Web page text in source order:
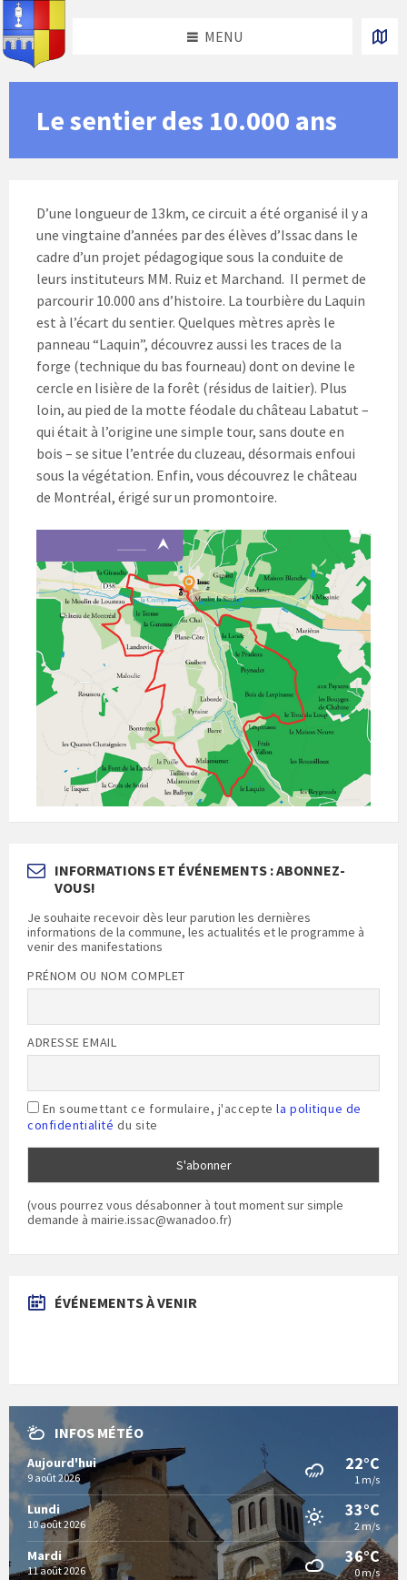
Skip
content
Skip
left
sidebar
Skip
right
sidebar
Skip
footer
MENU
Le sentier des 10.000 ans
D’une longueur de 13km, ce circuit a été organisé il y a
une vingtaine d’années par des élèves d’Issac dans le
cadre d’un projet pédagogique sous la conduite de
leurs instituteurs MM. Ruiz et Marchand. Il permet de
parcourir 10.000 ans d’histoire. La tourbière du Laquin
est à l’écart du sentier. Quelques mètres après le
panneau “Laquin”, découvrez aussi les traces de la
forge (technique du bas fourneau) dont on devine le
cercle en lisière de la forêt (résidus de laitier). Plus
loin, au pied de la motte féodale du château Labatut –
qui était à l’origine une simple tour, sans doute en
bois – se situe l’entrée du cluzeau, désormais enfoui
sous la végétation. Enfin, vous découvrez le château
de Montréal, érigé sur un promontoire.
INFORMATIONS ET ÉVÉNEMENTS : ABONNEZ-
VOUS!
Je souhaite recevoir dès leur parution les dernières
informations de la commune, les actualités et le programme à
venir des manifestations
PRÉNOM OU NOM COMPLET
ADRESSE EMAIL
En soumettant ce formulaire, j'acceptela politique de
confidentialité du site
(vous pourrez vous désabonner à tout moment sur simple
demande à mairie.issac@wanadoo.fr)
ÉVÉNEMENTS À VENIR
INFOS MÉTÉO
Aujourd'hui
9 août 2026
22°C
1 m/s
Lundi
10 août 2026
33°C
2 m/s
Mardi
11 août 2026
36°C
0 m/s